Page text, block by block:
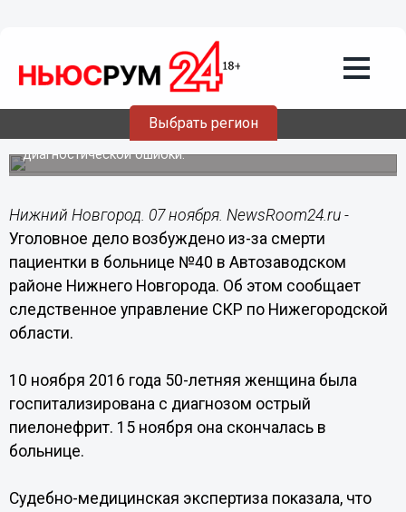
Выбрать регион
07.11.201812:32
Уголовное дело возбуждено из-за
смерти пациентки в больнице №40
Следователи полагают, что женщина умерла из-за
диагностической ошибки.
Нижний Новгород. 07 ноября. NewsRoom24.ru -
Уголовное дело возбуждено из-за смерти
пациентки в больнице №40 в Автозаводском
районе Нижнего Новгорода. Об этом сообщает
следственное управление СКР по Нижегородской
области.
10 ноября 2016 года 50-летняя женщина была
госпитализирована с диагнозом острый
пиелонефрит. 15 ноября она скончалась в
больнице.
Судебно-медицинская экспертиза показала, что